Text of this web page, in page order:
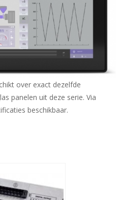
over exact dezelfde
panelen uit deze serie. Via
beschikbaar.